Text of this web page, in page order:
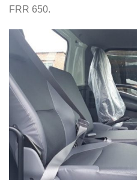
FRR 650.